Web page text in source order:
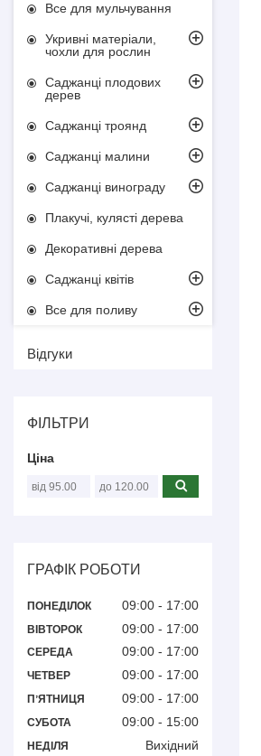
Все для мульчування
Укривні матеріали,
чохли для рослин
Саджанці плодових
дерев
Саджанці троянд
Саджанці малини
Саджанці винограду
Плакучі, кулясті дерева
Декоративні дерева
Саджанці квітів
Все для поливу
Відгуки
ФІЛЬТРИ
Ціна
ГРАФІК РОБОТИ
ПОНЕДІЛОК 09:00 17:00
ВІВТОРОК 09:00 17:00
СЕРЕДА 09:00 17:00
ЧЕТВЕР 09:00 17:00
ПʼЯТНИЦЯ 09:00 17:00
СУБОТА 09:00 15:00
НЕДІЛЯ Вихідний